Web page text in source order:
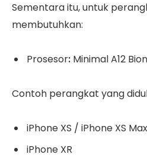
Sementara itu, untuk
membutuhkan:
Prosesor: Minimal A12
Contoh perangkat yang
iPhone XS / iPhone XS Max
iPhone XR